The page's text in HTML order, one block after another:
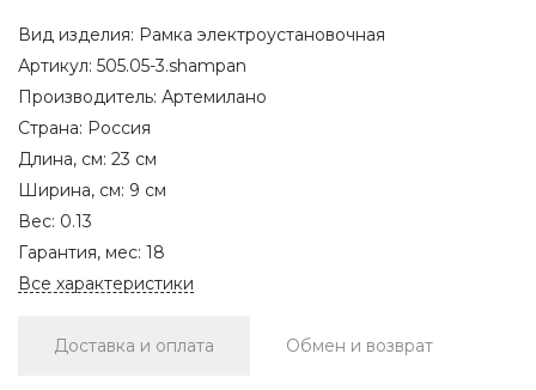
Вид изделия: Рамка электроустановочная
Артикул: 505.05-3.shampan
Производитель: Артемилано
Страна: Россия
Длина, см: 23 см
Ширина, см: 9 см
Вес: 0.13
Гарантия, мес: 18
Все характеристики
Доставка и оплата Обмен и возврат